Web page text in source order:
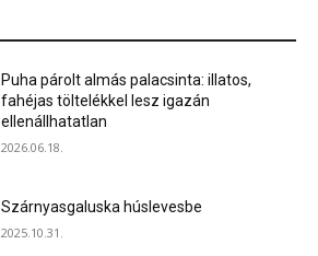
Puha párolt almás palacsinta: illatos,
fahéjas töltelékkel lesz igazán
ellenállhatatlan
2026.06.18.
Szárnyasgaluska húslevesbe
2025.10.31.